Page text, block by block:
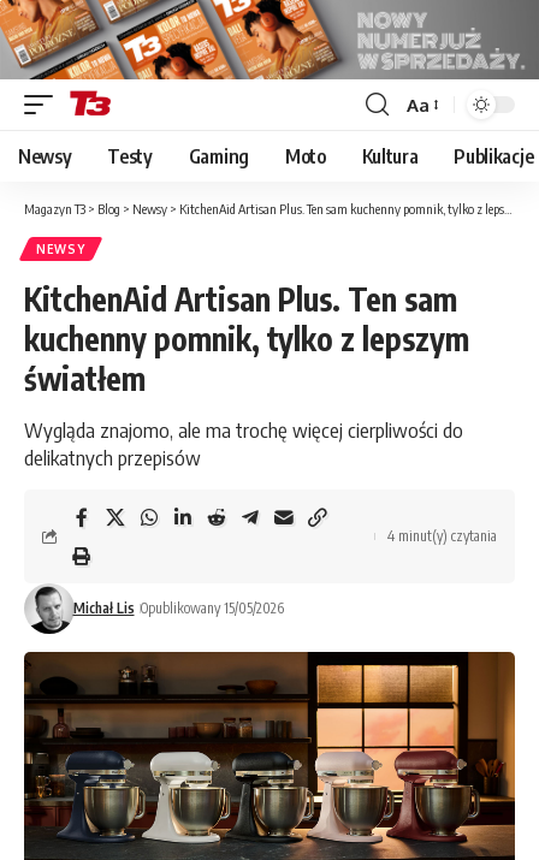
Font
Resizer
Aa
Newsy Testy Gaming Moto Kultura Publikacje
Magazyn T3 > Blog > Newsy > KitchenAid Artisan Plus. Ten sam kuchenny pomnik, tylko z lepszym światłem
NEWSY
KitchenAid Artisan Plus. Ten sam
kuchenny pomnik, tylko z lepszym
światłem
Wygląda znajomo, ale ma trochę więcej cierpliwości do
delikatnych przepisów
Michał Lis Opublikowany 15/05/2026
4 minut(y) czytania